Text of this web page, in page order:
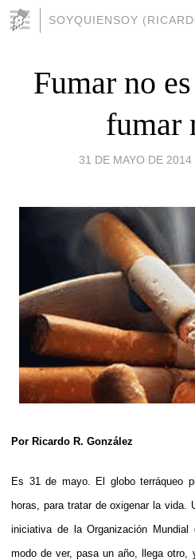
SOYQUIENSOY
Fumar no
fumar
31 DE MAYO DE 2014
Por Ricardo R. González
Es 31 de mayo. El globo terráqueo
horas, para tratar de oxigenar la vida.
iniciativa de la Organización
modo de ver, pasa un año, llega